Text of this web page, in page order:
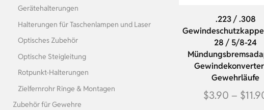
.223 / .308
28 / 5/8-24
Gewehrläufe
$3.90 – $
Gerätehalterungen
Halterungen für Taschenlampen und Laser
Optisches Zubehör
Optische Steigleitung
Rotpunkt-Halterungen
Zielfernrohr Ringe & Montagen
Zubehör für Gewehre